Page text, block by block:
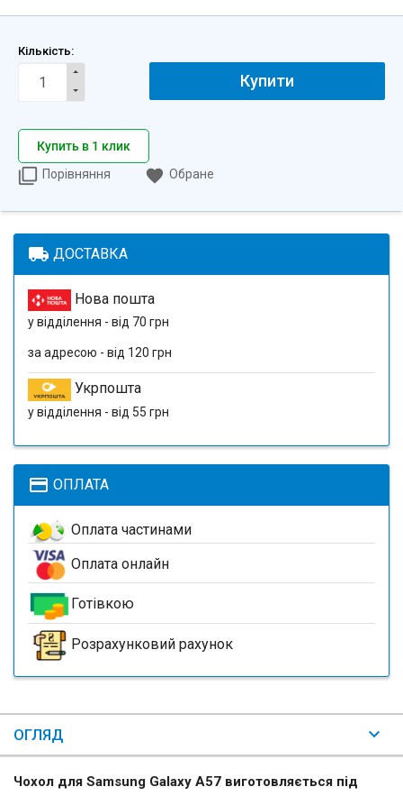
Кількість:
Купити
Купить в 1 клик
Порівняння
Обране
local_shipping ДОСТАВКА
Нова пошта
у відділення - від 70 грн
за адресою - від 120 грн
Укрпошта
у відділення - від 55 грн
payment ОПЛАТА
Оплата частинами
Оплата онлайн
Готівкою
Розрахунковий рахунок
ОГЛЯД
Чохол для Samsung Galaxy A57 виготовляється під